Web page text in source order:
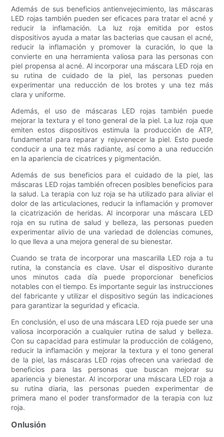
Además de sus beneficios antienvejecimiento, las máscaras
LED rojas también pueden ser eficaces para tratar el acné y
reducir la inflamación. La luz roja emitida por estos
dispositivos ayuda a matar las bacterias que causan el acné,
reducir la inflamación y promover la curación, lo que la
convierte en una herramienta valiosa para las personas con
piel propensa al acné. Al incorporar una máscara LED roja en
su rutina de cuidado de la piel, las personas pueden
experimentar una reducción de los brotes y una tez más
clara y uniforme.
Además, el uso de máscaras LED rojas también puede
mejorar la textura y el tono general de la piel. La luz roja que
emiten estos dispositivos estimula la producción de ATP,
fundamental para reparar y rejuvenecer la piel. Esto puede
conducir a una tez más radiante, así como a una reducción
en la apariencia de cicatrices y pigmentación.
Además de sus beneficios para el cuidado de la piel, las
máscaras LED rojas también ofrecen posibles beneficios para
la salud. La terapia con luz roja se ha utilizado para aliviar el
dolor de las articulaciones, reducir la inflamación y promover
la cicatrización de heridas. Al incorporar una máscara LED
roja en su rutina de salud y belleza, las personas pueden
experimentar alivio de una variedad de dolencias comunes,
lo que lleva a una mejora general de su bienestar.
Cuando se trata de incorporar una mascarilla LED roja a tu
rutina, la constancia es clave. Usar el dispositivo durante
unos minutos cada día puede proporcionar beneficios
notables con el tiempo. Es importante seguir las instrucciones
del fabricante y utilizar el dispositivo según las indicaciones
para garantizar la seguridad y eficacia.
En conclusión, el uso de una máscara LED roja puede ser una
valiosa incorporación a cualquier rutina de salud y belleza.
Con su capacidad para estimular la producción de colágeno,
reducir la inflamación y mejorar la textura y el tono general
de la piel, las máscaras LED rojas ofrecen una variedad de
beneficios para las personas que buscan mejorar su
apariencia y bienestar. Al incorporar una máscara LED roja a
su rutina diaria, las personas pueden experimentar de
primera mano el poder transformador de la terapia con luz
roja.
Onlusión